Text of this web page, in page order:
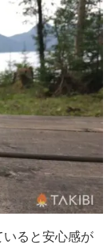
いると安心感が